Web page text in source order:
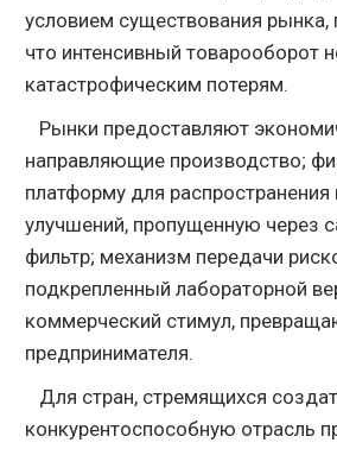
условием существования
что интенсивный товарооборот
катастрофическим потерям.
Рынки предоставляют
направляющие производство;
платформу для распространения
улучшений, пропущенную через
фильтр; механизм передачи
подкрепленный лабораторной
коммерческий стимул,
предпринимателя.
Для стран, стремящихся
конкурентоспособную отрасль